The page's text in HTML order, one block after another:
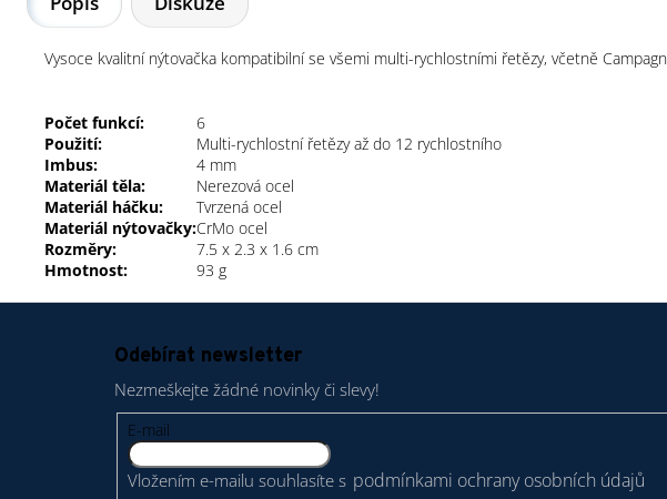
Vysoce kvalitní nýtovačka kompatibilní se všemi multi-rychlostními řetězy, včetně
Počet funkcí:
6
Použití:
Multi-rychlostní řetězy až do 12 rychlostního
Imbus:
4 mm
Materiál těla:
Nerezová ocel
Materiál háčku:
Tvrzená ocel
Materiál nýtovačky:CrMo ocel
Rozměry:
7.5 x 2.3 x 1.6 cm
Hmotnost:
93 g
Odebírat newsletter
Nezmeškejte žádné novinky či slevy!
E-mail
Vložením e-mailu souhlasíte s podmínkami ochrany osobních údajů